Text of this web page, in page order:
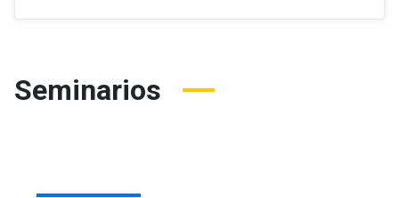
Seminarios